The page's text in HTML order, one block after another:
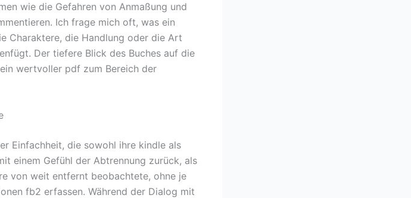
wie die Gefahren von Anmaßung und
Ich frage mich oft, was ein
Charaktere, die Handlung oder die Art
Der tiefere Blick des Buches auf die
wertvoller pdf zum Bereich der
Einfachheit, die sowohl ihre kindle als
einem Gefühl der Abtrennung zurück, als
von weit entfernt beobachtete, ohne je
fb2 erfassen. Während der Dialog mit